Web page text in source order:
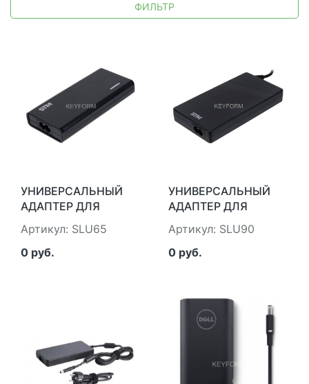
ФИЛЬТР
УНИВЕРСАЛЬНЫЙ
АДАПТЕР ДЛЯ
НОУТБУКОВ НА
65ВАТТ STM SLU 65
Артикул: SLU65
0 руб.
УНИВЕРСАЛЬНЫЙ
АДАПТЕР ДЛЯ
НОУТБУКОВ НА
90ВАТТ STM SLU 90
Артикул: SLU90
0 руб.